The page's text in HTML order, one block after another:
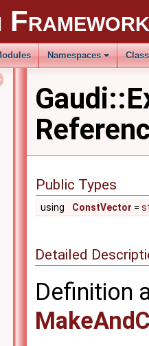
Framework
Namespaces
Public Types
using ConstVector =
Detailed
Definition